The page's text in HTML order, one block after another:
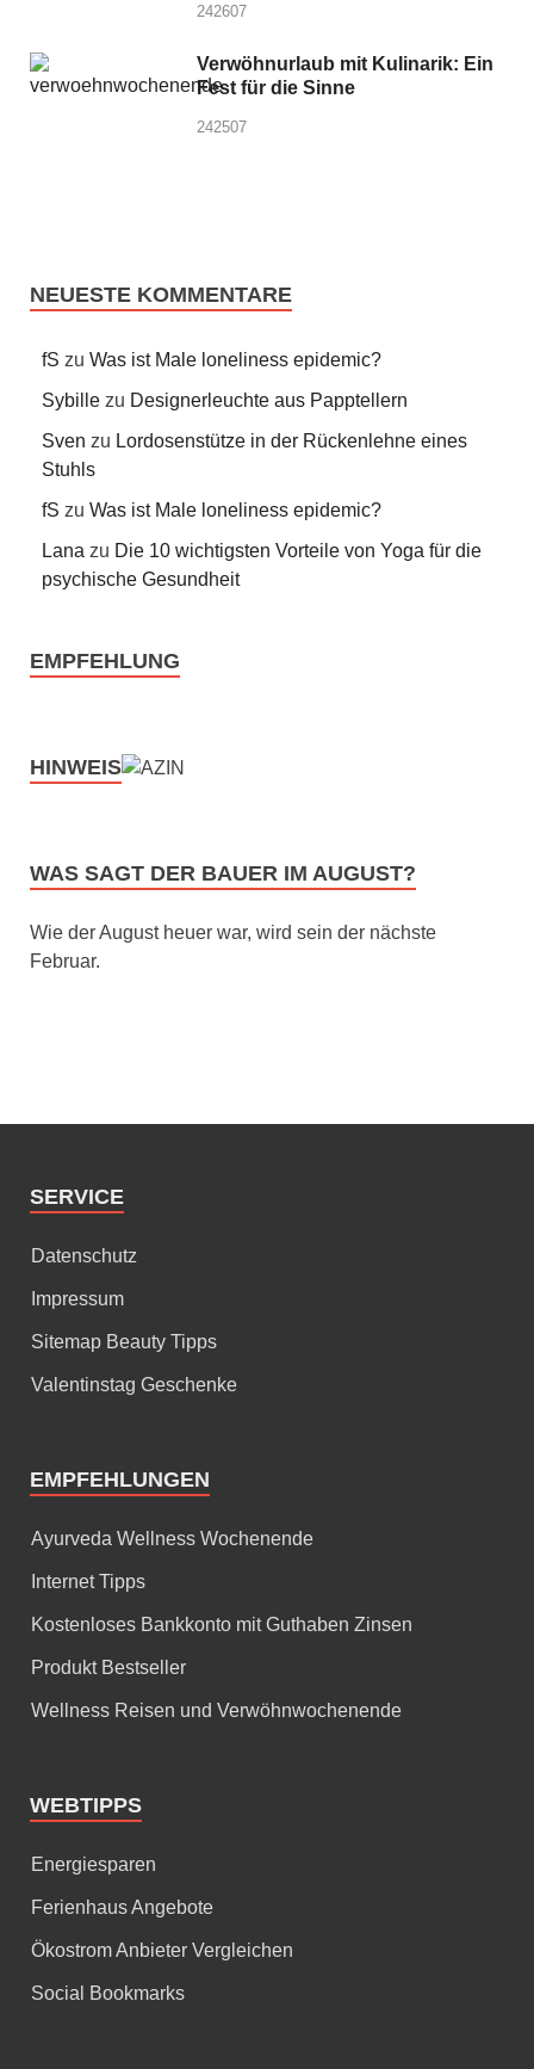
242607
Verwöhnurlaub mit Kulinarik: Ein
Fest für die Sinne
242507
NEUESTE KOMMENTARE
fS zu Was ist Male loneliness epidemic?
Sybille zu Designerleuchte aus Papptellern
Sven zu Lordosenstütze in der Rückenlehne eines
Stuhls
fS zu Was ist Male loneliness epidemic?
Lana zu Die 10 wichtigsten Vorteile von Yoga für die
psychische Gesundheit
EMPFEHLUNG
HINWEIS
WAS SAGT DER BAUER IM AUGUST?
Wie der August heuer war, wird sein der nächste
Februar.
SERVICE
Datenschutz
Impressum
Sitemap Beauty Tipps
Valentinstag Geschenke
EMPFEHLUNGEN
Ayurveda Wellness Wochenende
Internet Tipps
Kostenloses Bankkonto mit Guthaben Zinsen
Produkt Bestseller
Wellness Reisen und Verwöhnwochenende
WEBTIPPS
Energiesparen
Ferienhaus Angebote
Ökostrom Anbieter Vergleichen
Social Bookmarks